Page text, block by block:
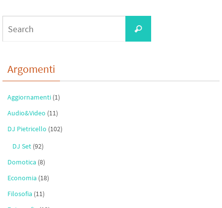
Search
Argomenti
Aggiornamenti (1)
Audio&Video (11)
DJ Pietricello (102)
DJ Set (92)
Domotica (8)
Economia (18)
Filosofia (11)